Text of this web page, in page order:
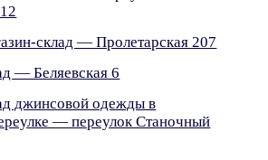
склад — Пролетарская 207
— Беляевская 6
джинсовой одежды в
— переулок Станочный